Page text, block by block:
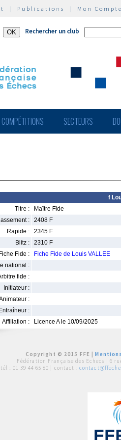
| Publications | Mon Compte
Rechercher un club
COMPÉTITIONS SECTEURS
f
Titre :
Maître Fide
:
2408 F
Rapide :
2345 F
Blitz :
2310 F
Fiche Fide :
Fiche Fide de Louis VALLEE
national :
fide :
Initiateur :
:
Entraîneur :
Affiliation :
Licence A le 10/09/2025
Copyright © 2015 FFE |
Fédération Française des Echecs | 6
tél : 01 39 44 65 80 | contact :